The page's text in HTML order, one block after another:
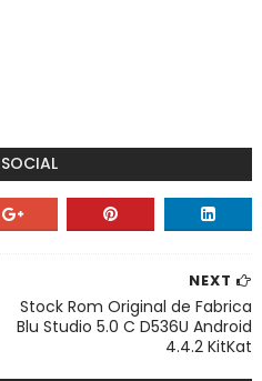
NEXT
Stock Rom Original de Fabrica
Blu Studio 5.0 C D536U Android
4.4.2 KitKat